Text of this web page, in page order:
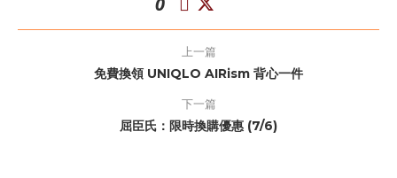
上一篇
免費換領 UNIQLO AIRism 背心一件
下一篇
屈臣氏：限時換購優惠 (7/6)